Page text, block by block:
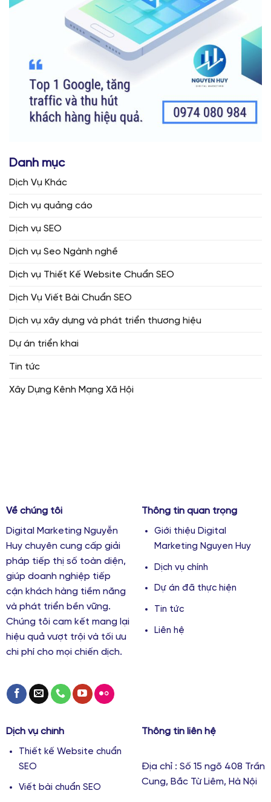
Danh mục
Dịch Vụ Khác
Dịch vụ quảng cáo
Dịch vụ SEO
Dịch vụ Seo Ngành nghề
Dịch vụ Thiết Kế Website Chuẩn SEO
Dịch Vụ Viết Bài Chuẩn SEO
Dịch vụ xây dựng và phát triển thương hiệu
Dự án triển khai
Tin tức
Xây Dựng Kênh Mạng Xã Hội
Về chúng tôi
Digital Marketing Nguyễn
Huy chuyên cung cấp giải
pháp tiếp thị số toàn diện,
giúp doanh nghiệp tiếp
cận khách hàng tiềm năng
và phát triển bền vững.
Chúng tôi cam kết mang lại
hiệu quả vượt trội và tối ưu
chi phí cho mọi chiến dịch.
Thông tin quan trọng
Giới thiệu Digital
Marketing Nguyen Huy
Dịch vụ chính
Dự án đã thực hiện
Tin tức
Liên hệ
Dịch vụ chính
Thiết kế Website chuẩn
SEO
Viết bài chuẩn SEO
Thông tin liên hệ
Địa chỉ : Số 15 ngõ 408 Trần
Cung, Bắc Từ Liêm, Hà Nội